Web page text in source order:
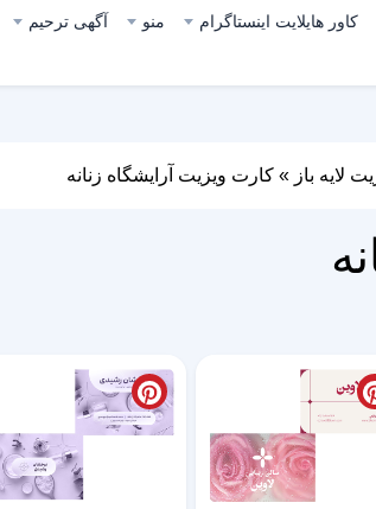
کاور هایلایت اینستاگرام منو آگهی ترحیم
لایه باز » کارت ویزیت آرایشگاه زنانه